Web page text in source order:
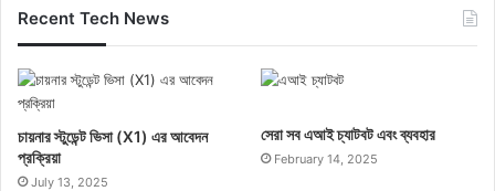
Recent Tech News
চায়নার স্টুডেন্ট ভিসা (X1) এর আবেদন
প্রক্রিয়া
July 13, 2025
সেরা সব এআই চ্যাটবট এবং ব্যবহার
February 14, 2025